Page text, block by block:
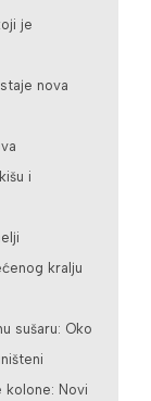
je
nova
i
kralju
sušaru: Oko
kolone: Novi